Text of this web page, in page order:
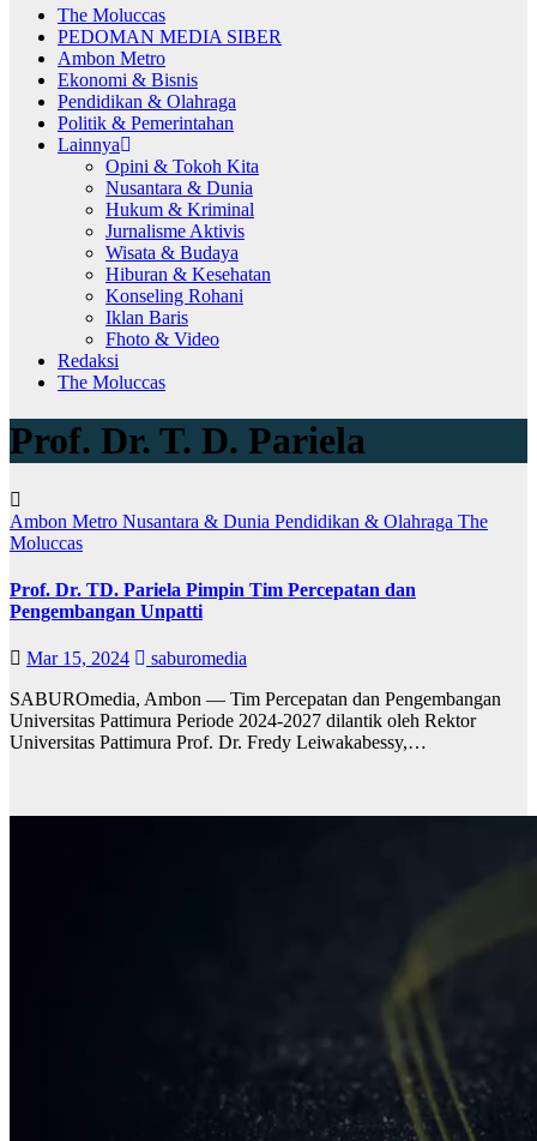
The Moluccas
PEDOMAN MEDIA SIBER
Ambon Metro
Ekonomi & Bisnis
Pendidikan & Olahraga
Politik & Pemerintahan
Lainnya
Opini & Tokoh Kita
Nusantara & Dunia
Hukum & Kriminal
Jurnalisme Aktivis
Wisata & Budaya
Hiburan & Kesehatan
Konseling Rohani
Iklan Baris
Fhoto & Video
Redaksi
The Moluccas
Prof. Dr. T. D. Pariela
Ambon Metro Nusantara & Dunia Pendidikan & Olahraga The
Moluccas
Prof. Dr. TD. Pariela Pimpin Tim Percepatan dan
Pengembangan Unpatti
Mar 15, 2024
saburomedia
SABUROmedia, Ambon — Tim Percepatan dan Pengembangan
Universitas Pattimura Periode 2024-2027 dilantik oleh Rektor
Universitas Pattimura Prof. Dr. Fredy Leiwakabessy,…